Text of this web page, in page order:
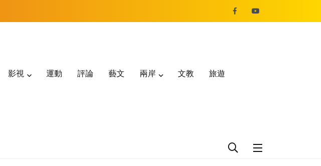
影視 運動 評論 藝文 兩岸 文教 旅遊